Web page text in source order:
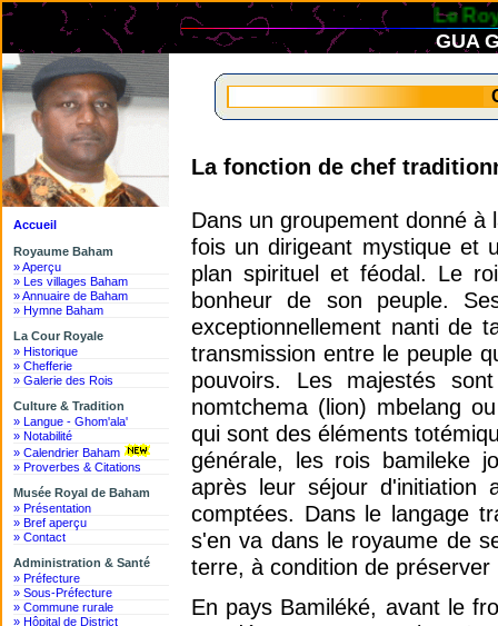
Le
GUA
Accueil
Royaume Baham
» Aperçu
» Les villages Baham
» Annuaire de Baham
» Hymne Baham
La Cour Royale
» Historique
» Chefferie
» Galerie des Rois
Culture & Tradition
» Langue - Ghom'ala'
» Notabilité
» Calendrier Baham
» Proverbes & Citations
Musée Royal de Baham
» Présentation
» Bref aperçu
» Contact
Administration & Santé
» Préfecture
» Sous-Préfecture
» Commune rurale
» Hôpital de District
La fonction de chef
Dans un groupement donné
fois un dirigeant mystique et
plan spirituel et féodal. Le
bonheur de son peuple.
exceptionnellement nanti de
transmission entre le peuple
pouvoirs. Les majestés
nomtchema (lion) mbelang
qui sont des éléments
générale, les rois bamileke
après leur séjour d'initiation
comptées. Dans le langage
s'en va dans le royaume de
terre, à condition de
En pays Bamiléké, avant le